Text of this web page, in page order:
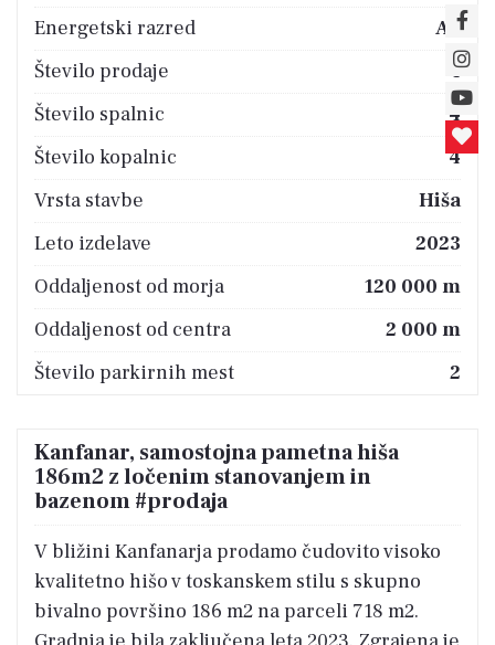
Energetski razred
A+
Število prodaje
4
Število spalnic
4
Število kopalnic
4
Vrsta stavbe
Hiša
Leto izdelave
2023
Oddaljenost od morja
120 000 m
Oddaljenost od centra
2 000 m
Število parkirnih mest
2
Kanfanar, samostojna pametna hiša
186m2 z ločenim stanovanjem in
bazenom #prodaja
V bližini Kanfanarja prodamo čudovito visoko
kvalitetno hišo v toskanskem stilu s skupno
bivalno površino 186 m2 na parceli 718 m2.